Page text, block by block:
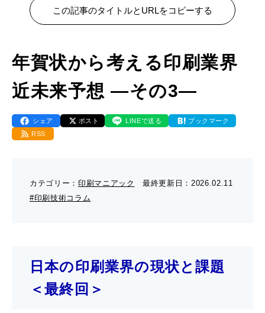
- オンデマンド印刷
- 高精細印刷
- 会社概要
- アクセス
- CSR活動
- すべての実績
- 映像・動画制作
- ぎぞらーず
- デザイン
- お問い合わせTOP
- お問い合わせ
- 工場見学のお問い合わせ
- 採用お問い合わせ
- 資料ダウンロードTOP
わたしたちについて
お知らせ
工場見学
個人情報保護方針
この記事のタイトルとURLをコピーする
年賀状から考える印刷業界
近未来予想 ―その3―
シェア ポスト LINEで送る
ブックマーク
RSS
カテゴリー： 印刷マニアック 最終更新日：2026.02.11
#印刷技術コラム
日本の印刷業界の現状と課題
＜最終回＞